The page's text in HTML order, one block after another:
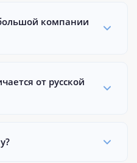
компании
от русской